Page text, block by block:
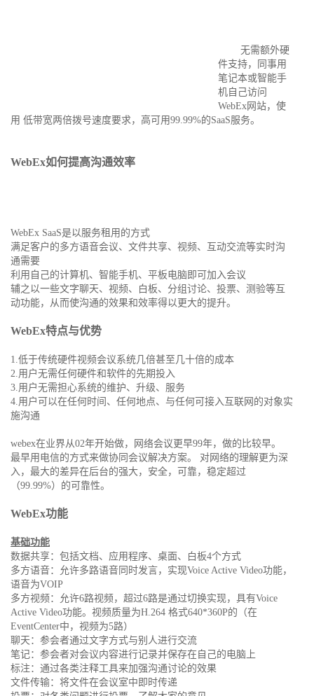
无需额外硬
件支持，同事用
笔记本或智能手
机自己访问
WebEx网站，使
用 低带宽两倍拨号速度要求，高可用99.99%的SaaS服务。
WebEx如何提高沟通效率
WebEx SaaS是以服务租用的方式
满足客户的多方语音会议、文件共享、视频、互动交流等实时沟
通需要
利用自己的计算机、智能手机、平板电脑即可加入会议
辅之以一些文字聊天、视频、白板、分组讨论、投票、测验等互
动功能，从而使沟通的效果和效率得以更大的提升。
WebEx特点与优势
1.低于传统硬件视频会议系统几倍甚至几十倍的成本
2.用户无需任何硬件和软件的先期投入
3.用户无需担心系统的维护、升级、服务
4.用户可以在任何时间、任何地点、与任何可接入互联网的对象实
施沟通
webex在业界从02年开始做，网络会议更早99年，做的比较早。
最早用电信的方式来做协同会议解决方案。 对网络的理解更为深
入，最大的差异在后台的强大，安全，可靠，稳定超过
（99.99%）的可靠性。
WebEx功能
基础功能
数据共享：包括文档、应用程序、桌面、白板4个方式
多方语音：允许多路语音同时发言，实现Voice Active Video功能，
语音为VOIP
多方视频：允许6路视频，超过6路是通过切换实现，具有Voice
Active Video功能。视频质量为H.264 格式640*360P的（在
EventCenter中，视频为5路）
聊天：参会者通过文字方式与别人进行交流
笔记：参会者对会议内容进行记录并保存在自己的电脑上
标注：通过各类注释工具来加强沟通讨论的效果
文件传输：将文件在会议室中即时传递